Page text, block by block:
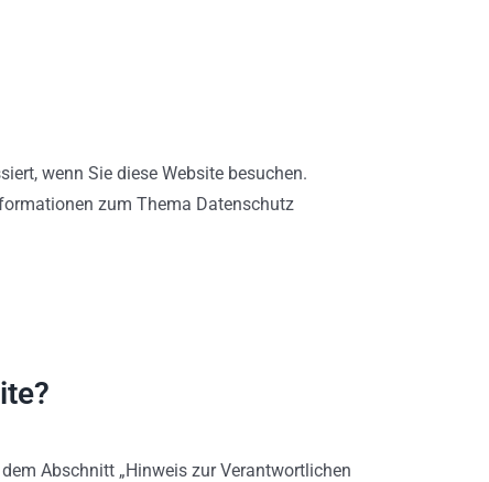
wenn Sie diese Website besuchen.
zum Thema Datenschutz
Abschnitt „Hinweis zur Verantwortlichen